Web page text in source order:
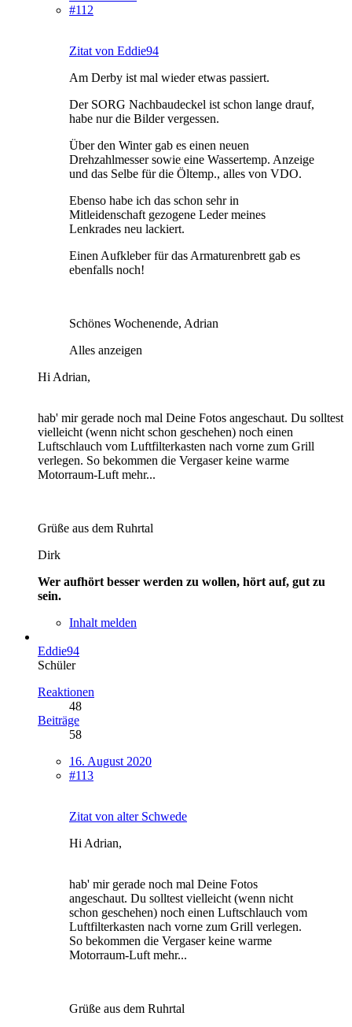
#112
Zitat von Eddie94
Am Derby ist mal wieder etwas passiert.
Der SORG Nachbaudeckel ist schon lange drauf,
habe nur die Bilder vergessen.
Über den Winter gab es einen neuen
Drehzahlmesser sowie eine Wassertemp. Anzeige
und das Selbe für die Öltemp., alles von VDO.
Ebenso habe ich das schon sehr in
Mitleidenschaft gezogene Leder meines
Lenkrades neu lackiert.
Einen Aufkleber für das Armaturenbrett gab es
ebenfalls noch!
Schönes Wochenende, Adrian
Alles anzeigen
Hi Adrian,
hab' mir gerade noch mal Deine Fotos angeschaut. Du solltest
vielleicht (wenn nicht schon geschehen) noch einen
Luftschlauch vom Luftfilterkasten nach vorne zum Grill
verlegen. So bekommen die Vergaser keine warme
Motorraum-Luft mehr...
Grüße aus dem Ruhrtal
Dirk
Wer aufhört besser werden zu wollen, hört auf, gut zu
sein.
Inhalt melden
Eddie94
Schüler
Reaktionen
48
Beiträge
58
16. August 2020
#113
Zitat von alter Schwede
Hi Adrian,
hab' mir gerade noch mal Deine Fotos
angeschaut. Du solltest vielleicht (wenn nicht
schon geschehen) noch einen Luftschlauch vom
Luftfilterkasten nach vorne zum Grill verlegen.
So bekommen die Vergaser keine warme
Motorraum-Luft mehr...
Grüße aus dem Ruhrtal